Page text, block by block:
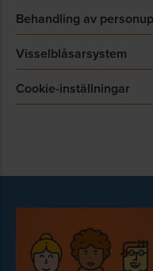
Behandling av
Visselblåsarsystem
Cookie-inställningar